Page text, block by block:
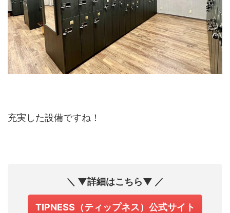
充実した設備ですね！
＼ ▼詳細はこちら▼ ／
TIPNESS（ティップネス）公式サイト